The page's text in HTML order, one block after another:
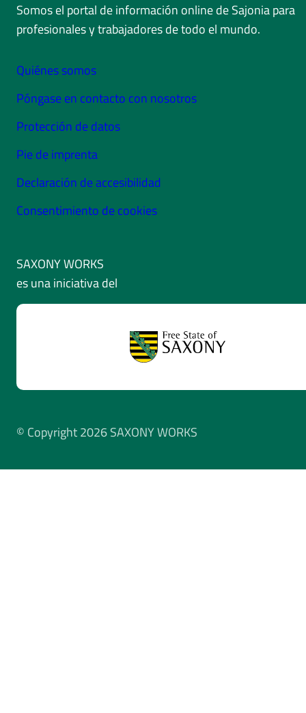
Somos el portal de información online de Sajonia para
profesionales y trabajadores de todo el mundo.
Quiénes somos
Póngase en contacto con nosotros
Protección de datos
Pie de imprenta
Declaración de accesibilidad
Consentimiento de cookies
SAXONY WORKS
es una iniciativa del
© Copyright 2026 SAXONY WORKS